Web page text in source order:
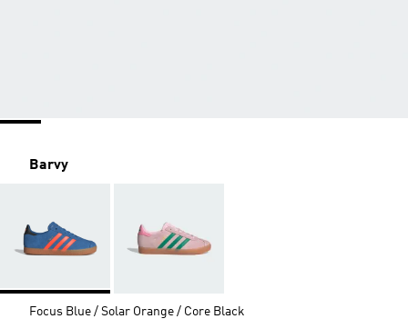
Barvy
Focus Blue / Solar Orange / Core Black